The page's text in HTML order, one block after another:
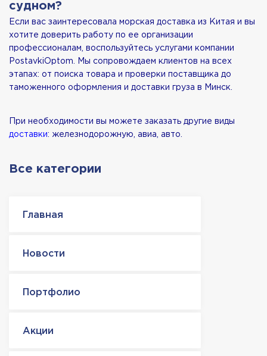
судном?
Если вас заинтересовала морская доставка из Китая и вы
хотите доверить работу по ее организации
профессионалам, воспользуйтесь услугами компании
PostavkiOptom. Мы сопровождаем клиентов на всех
этапах: от поиска товара и проверки поставщика до
таможенного оформления и доставки груза в Минск.
При необходимости вы можете заказать другие виды
доставки: железнодорожную, авиа, авто.
Все категории
Главная
Новости
Портфолио
Акции